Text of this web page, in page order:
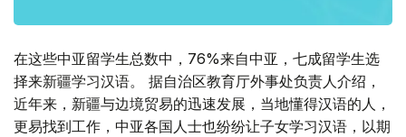
在这些中亚留学生总数中，76%来自中亚，七成留学生选
择来新疆学习汉语。 据自治区教育厅外事处负责人介绍，
近年来，新疆与边境贸易的迅速发展，当地懂得汉语的人，
更易找到工作，中亚各国人士也纷纷让子女学习汉语，以期